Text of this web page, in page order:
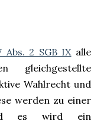
Abs. 2 SGB IXalle
gleichgestellte
Wahlrecht und
werden zu einer
es wird ein